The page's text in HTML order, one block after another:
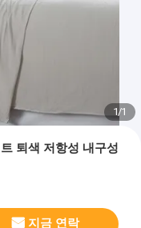
1/1
퇴색 저항성 내구성
지금 연락